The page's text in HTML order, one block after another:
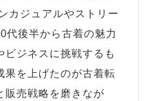
カジュアルやストリー
代後半から古着の魅力
ビジネスに挑戦するも
果を上げたのが古着転
販売戦略を磨きなが